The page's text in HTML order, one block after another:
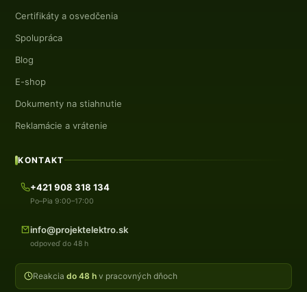
Certifikáty a osvedčenia
Spolupráca
Blog
E-shop
Dokumenty na stiahnutie
Reklamácie a vrátenie
KONTAKT
+421 908 318 134
Po–Pia 9:00–17:00
info@projektelektro.sk
odpoveď do 48 h
Reakciado 48 h v pracovných dňoch